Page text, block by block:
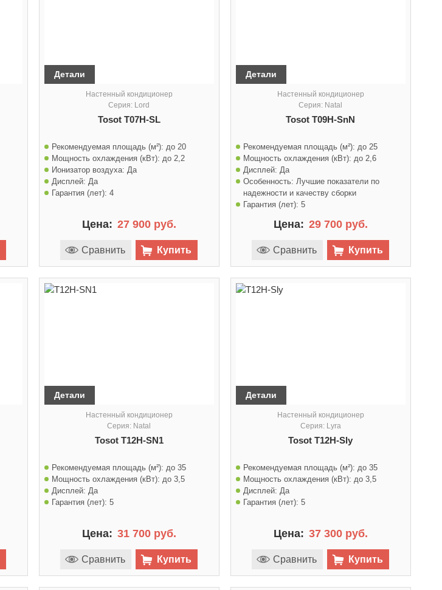
Детали
Настенный кондиционер
Серия: Lord
Tosot T07H-SL
Рекомендуемая площадь (м²): до 20
Мощность охлаждения (кВт): до 2,2
Ионизатор воздуха: Да
Дисплей: Да
Гарантия (лет): 4
Цена: 27 900 руб.
Сравнить Купить
Детали
Настенный кондиционер
Серия: Natal
Tosot T09H-SnN
Рекомендуемая площадь (м²): до 25
Мощность охлаждения (кВт): до 2,6
Дисплей: Да
Особенность: Лучшие показатели по
надежности и качеству сборки
Гарантия (лет): 5
Цена: 29 700 руб.
Сравнить Купить
Детали
Настенный кондиционер
Серия: Natal
Tosot T12H-SN1
Рекомендуемая площадь (м²): до 35
Мощность охлаждения (кВт): до 3,5
Дисплей: Да
Гарантия (лет): 5
Цена: 31 700 руб.
Сравнить Купить
Детали
Настенный кондиционер
Серия: Lyra
Tosot T12H-Sly
Рекомендуемая площадь (м²): до 35
Мощность охлаждения (кВт): до 3,5
Дисплей: Да
Гарантия (лет): 5
Цена: 37 300 руб.
Сравнить Купить